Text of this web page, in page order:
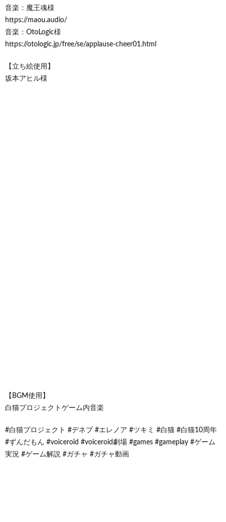
音楽：魔王魂様
https://maou.audio/
音楽：OtoLogic様
https://otologic.jp/free/se/applause-cheer01.html
【立ち絵使用】
坂本アヒル様
【BGM使用】
白猫プロジェクトゲーム内音楽
#白猫プロジェクト #デネブ #エレノア #ツキミ #白猫 #白猫10周年
#ずんだもん #voiceroid #voiceroid劇場 #games #gameplay #ゲーム
実況 #ゲーム解説 #ガチャ #ガチャ動画